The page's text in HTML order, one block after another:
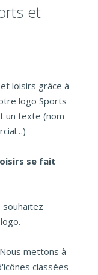
et
loisirs grâce à
logo Sports
un texte (nom
se fait
mettons à
classées